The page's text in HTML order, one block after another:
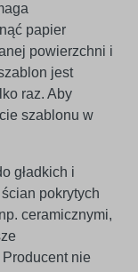
papier
powierzchni i
jest
raz. Aby
szablonu w
gładkich i
pokrytych
ceramicznymi,
nie